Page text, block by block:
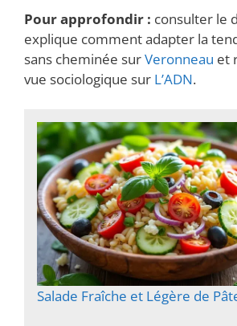
Pour approfondir : consulter le
explique comment adapter la
sans cheminée surVeronneau et
vue sociologique sur L’ADN.
Salade Fraîche et Légère de